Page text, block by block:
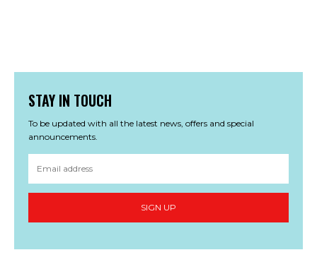
STAY IN TOUCH
To be updated with all the latest news, offers and special
announcements.
SIGN UP